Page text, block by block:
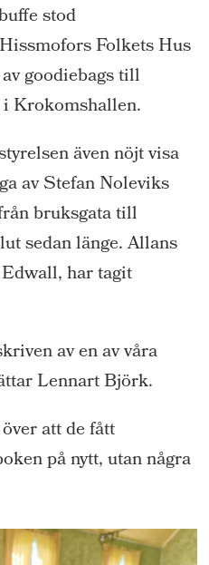
stod
Folkets Hus
goodiebags till
Krokomshallen.
även nöjt visa
av Stefan Noleviks
bruksgata till
sedan länge. Allans
har tagit
av en av våra
Lennart Björk.
att de fått
på nytt, utan några